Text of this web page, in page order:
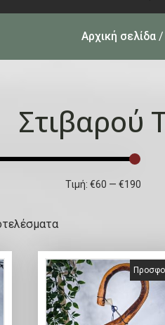
Αρχική σελίδα/
Στιβαρού
χ
ι
σ
ι
σ
τ
Τιμή: €60 — €190
S
r
t
e
d